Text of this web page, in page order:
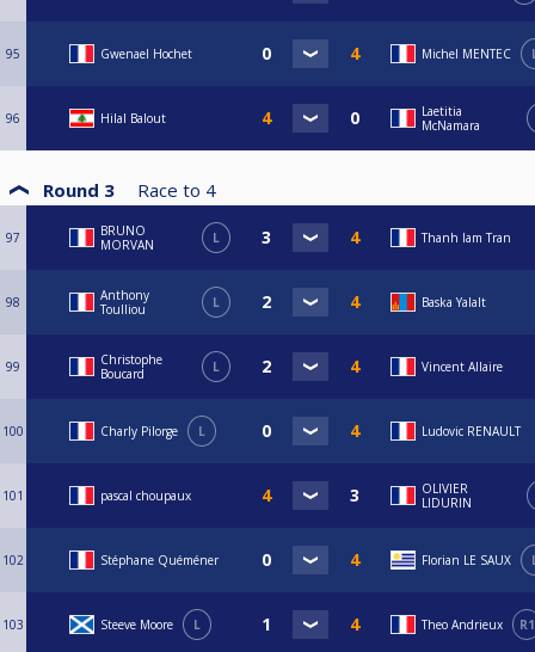
95 Gwenael Hochet Michel MENTEC
96 Hilal Balout
Laetitia
McNamara
Round 3 Race to 4
97
BRUNO
MORVAN
L Thanh lam Tran
98
Anthony
Toulliou
L Baska Yalalt
99
Christophe
Boucard
L Vincent Allaire
100 Charly Pilorge L Ludovic RENAULT
101 pascal choupaux
OLIVIER
LIDURIN
102 Stéphane Quéméner Florian LE SAUX
103 Steeve Moore L Theo Andrieux R1